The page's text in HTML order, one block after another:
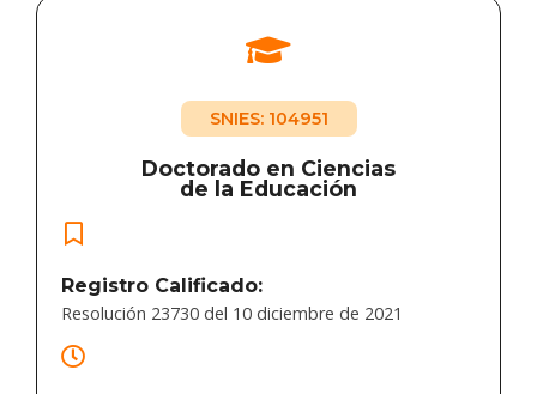
SNIES: 104951
Doctorado en Ciencias
de la Educación
Registro Calificado:
Resolución 23730 del 10 diciembre de 2021